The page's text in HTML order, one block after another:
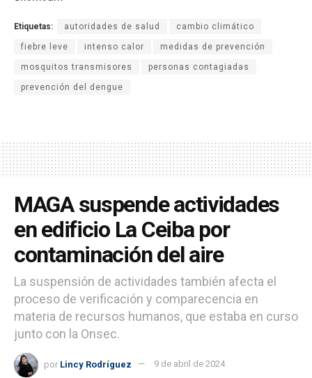
Etiquetas: autoridades de salud cambio climático
fiebre leve intenso calor medidas de prevención
mosquitos transmisores personas contagiadas
prevención del dengue
MAGA suspende actividades
en edificio La Ceiba por
contaminación del aire
La suspensión de actividades también afecta el
proceso de verificación y comparecencia en
materia de recursos humanos, que estaba en curso
junto con la Onsec.
por Lincy Rodríguez 9 de abril de 2024